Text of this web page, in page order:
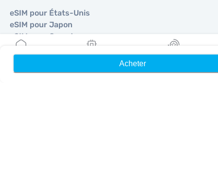
Acheter
eSIM pour États-Unis
eSIM pour Japon
eSIM pour Canada
eSIM pour Espagne
eSIM pour Royaume-Uni